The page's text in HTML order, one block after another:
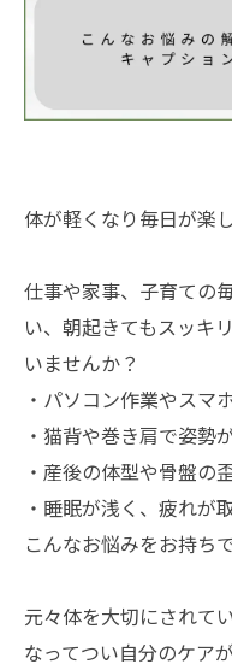
体が軽くなり毎日が楽
仕事や家事、子育ての
い、朝起きてもスッキ
いませんか？
・パソコン作業やスマ
・猫背や巻き肩で姿勢
・産後の体型や骨盤の
・睡眠が浅く、疲れが
こんなお悩みをお持ち
元々体を大切にされて
なってつい自分のケア